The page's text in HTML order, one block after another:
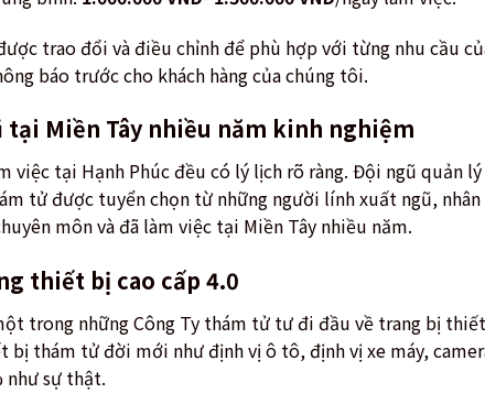
trao đổi và điều chỉnh để phù hợp với từng nhu cầu
báo trước cho khách hàng của chúng tôi.
tại Miền Tây nhiều năm kinh nghiệm
việc tại Hạnh Phúc đều có lý lịch rõ ràng. Đội ngũ quản
tử được tuyển chọn từ những người lính xuất ngũ,
môn và đã làm việc tại Miền Tây nhiều năm.
thiết bị cao cấp 4.0
trong những Công Ty thám tử tư đi đầu về trang bị
bị thám tử đời mới như định vị ô tô, định vị xe máy,
như sự thật.